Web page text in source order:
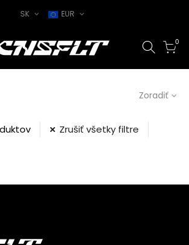
SK EUR
0
Zoradiť
Zrušiť všetky filtre